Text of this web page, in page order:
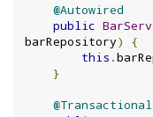
@Autowired
public
barRepository)
{
this .
}
@Transactional